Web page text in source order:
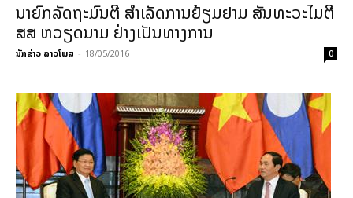
ນາຍົກລັດຖະມົນຕີ ສຳເລັດການຢ້ຽມຢາມ ສັນທະວະໄມຕີ
ສສ ຫວຽດນາມ ຢ່າງເປັນທາງການ
ນັກຂ່າວ ລາວໂພສ - 18/05/2016 0